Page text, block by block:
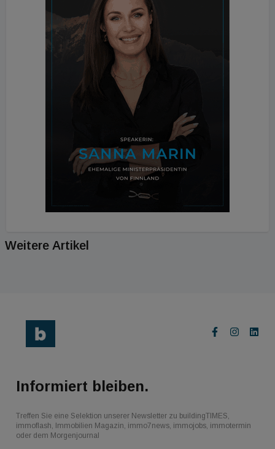
Weitere Artikel
Informiert bleiben.
Treffen Sie eine Selektion unserer Newsletter zu buildingTIMES,
immoflash, Immobilien Magazin, immo7news, immojobs, immotermin
oder dem Morgenjournal